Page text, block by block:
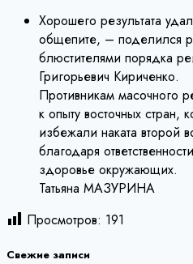
Хорошего результата
общепите, – поделился
блюстителями порядка
Григорьевич Кириченко.
Противникам масочного
к опыту восточных стран,
избежали наката второй
благодаря
здоровье окружающих.
Татьяна МАЗУРИНА
Просмотров: 191
Свежие записи